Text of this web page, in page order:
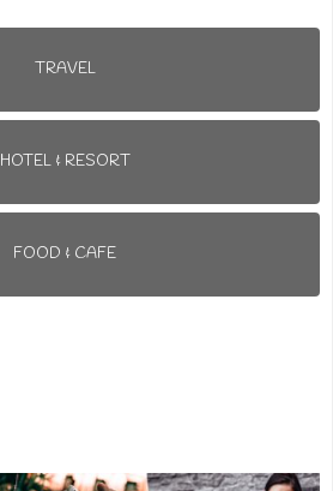
TRAVEL
HOTEL & RESORT
FOOD & CAFE